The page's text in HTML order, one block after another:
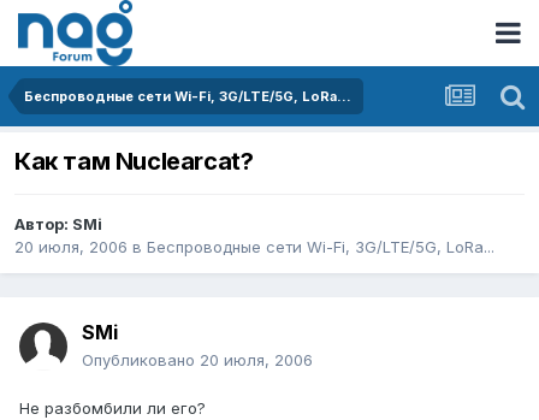
Беспроводные сети Wi-Fi, 3G/LTE/5G, LoRa...
Как там Nuclearcat?
Автор: SMi
20 июля, 2006 в Беспроводные сети Wi-Fi, 3G/LTE/5G, LoRa...
SMi
Опубликовано 20 июля, 2006
Не разбомбили ли его?